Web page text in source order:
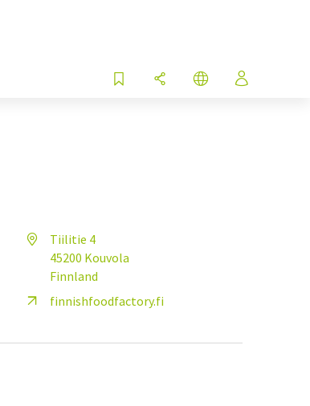
Tiilitie 4
45200 Kouvola
Finnland
finnishfoodfactory.fi